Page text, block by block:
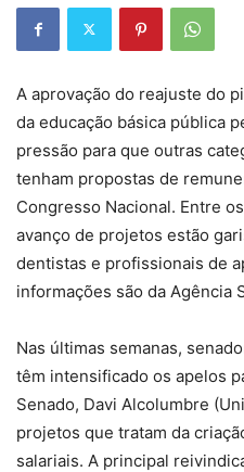
A aprovação do reajuste do
da educação básica pública
pressão para que outras
tenham propostas de
Congresso Nacional. Entre
avanço de projetos estão
dentistas e profissionais de
informações são da Agência
Nas últimas semanas,
têm intensificado os apelos
Senado, Davi Alcolumbre
projetos que tratam da
salariais. A principal